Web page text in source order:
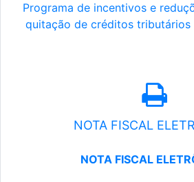
Programa de incentivos e
quitação de créditos tributários
NOTA FISCAL
NOTA FISCAL